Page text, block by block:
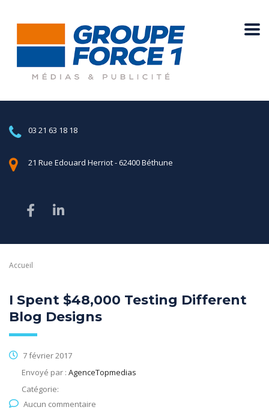
03 21 63 18 18
21 Rue Edouard Herriot - 62400 Béthune
Accueil
I Spent $48,000 Testing Different
Blog Designs
7 février 2017
Envoyé par : AgenceTopmedias
Catégorie:
Aucun commentaire